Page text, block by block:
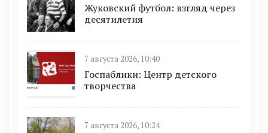
Жуковский футбол: взгляд через
десятилетия
7 августа 2026, 10:40
Госпаблики: Центр детского
творчества
7 августа 2026, 10:24